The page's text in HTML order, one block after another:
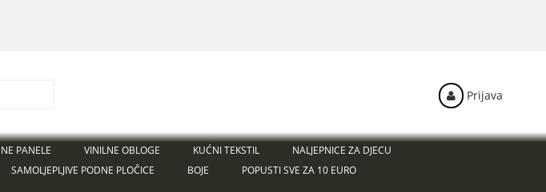
PANELE VINILNE OBLOGE KUĆNI TEKSTIL
NALJEPNICE ZA DJECU
SAMOLJEPLJIVE PODNE PLOČICE BOJE
POPUSTI SVE ZA 10 EURO
Prijava